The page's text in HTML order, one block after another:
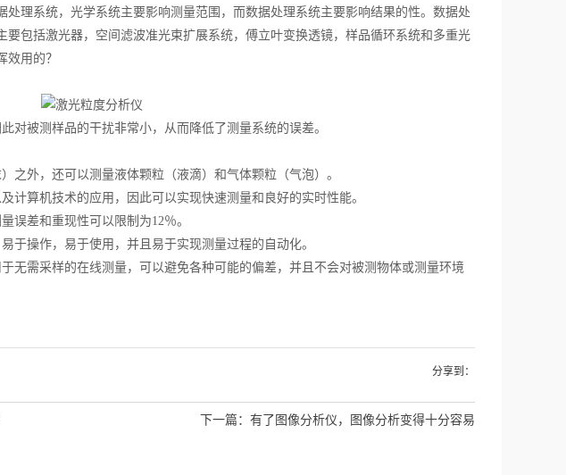
系统，光学系统主要影响测量范围，而数据处理系统主要影响结果的性。数据处
包括激光器，空间滤波准光束扩展系统，傅立叶变换透镜，样品循环系统和多重光
用的？
被测样品的干扰非常小，从而降低了测量系统的误差。
外，还可以测量液体颗粒（液滴）和气体颗粒（气泡）。
算机技术的应用，因此可以实现快速测量和良好的实时性能。
差和重现性可以限制为12％。
操作，易于使用，并且易于实现测量过程的自动化。
需采样的在线测量，可以避免各种可能的偏差，并且不会对被测物体或测量环境
分享到：
下一篇： 有了图像分析仪，图像分析变得十分容易